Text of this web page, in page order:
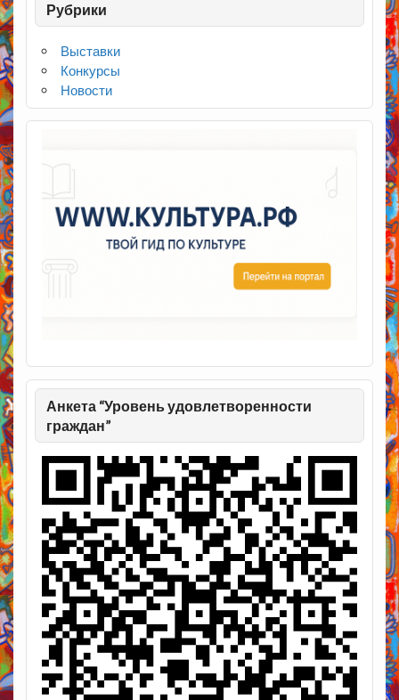
Рубрики
Выставки
Конкурсы
Новости
Анкета “Уровень удовлетворенности
граждан”